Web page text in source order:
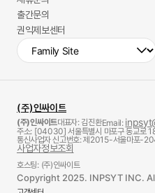
출간문의
권익제보센터
(주)인싸이트
(주)인싸이트대표자: 김진환Email:
주소: [04030] 서울특별시 마포구 동교로
통신사업자 신고번호: 제2015-서울마포-
사업자정보조회
호스팅: (주)인싸이트
Copyright 2025. INPSYT INC.